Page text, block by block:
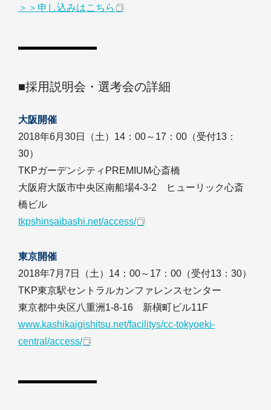
＞＞申し込みはこちら
■採用説明会・選考会の詳細
大阪開催
2018年6月30日（土）14：00～17：00（受付13：
30）
TKPガーデンシティPREMIUM心斎橋
大阪府大阪市中央区南船場4-3-2 ヒューリック心斎
橋ビル
tkpshinsaibashi.net/access/
東京開催
2018年7月7日（土）14：00～17：00（受付13：30）
TKP東京駅セントラルカンファレンスセンター
東京都中央区八重洲1-8-16 新槇町ビル11F
www.kashikaigishitsu.net/facilitys/cc-tokyoeki-
central/access/